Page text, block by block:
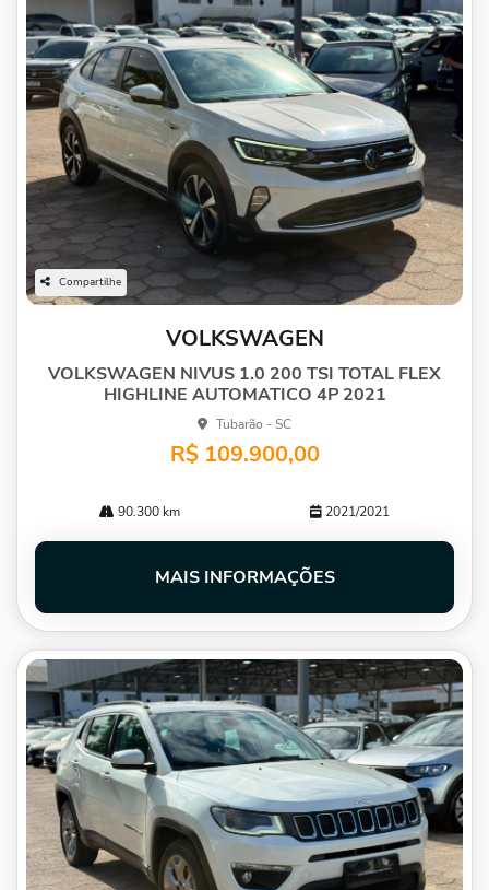
Compartilhe
VOLKSWAGEN
VOLKSWAGEN NIVUS 1.0 200 TSI TOTAL FLEX
HIGHLINE AUTOMATICO 4P 2021
Tubarão - SC
R$ 109.900,00
90.300 km 2021/2021
MAIS INFORMAÇÕES